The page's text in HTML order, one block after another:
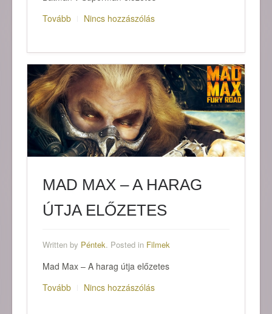
Tovább
Nincs hozzászólás
MAD MAX – A HARAG
ÚTJA ELŐZETES
Written by Péntek. Posted in Filmek
Mad Max – A harag útja előzetes
Tovább
Nincs hozzászólás